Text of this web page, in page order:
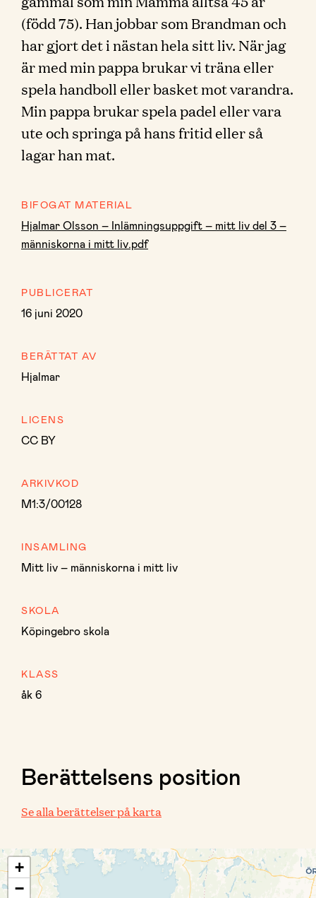
(född 75). Han jobbar som Brandman och
har gjort det i nästan hela sitt liv. När jag
är med min pappa brukar vi träna eller
spela handboll eller basket mot varandra.
Min pappa brukar spela padel eller vara
ute och springa på hans fritid eller så
lagar han mat.
BIFOGAT MATERIAL
Hjalmar Olsson – Inlämningsuppgift – mitt liv del 3 –
människorna i mitt liv.pdf
PUBLICERAT
16 juni 2020
BERÄTTAT AV
Hjalmar
LICENS
CC BY
ARKIVKOD
M1:3/00128
INSAMLING
Mitt liv – människorna i mitt liv
SKOLA
Köpingebro skola
KLASS
åk 6
Berättelsens position
Se alla berättelser på karta
+
−